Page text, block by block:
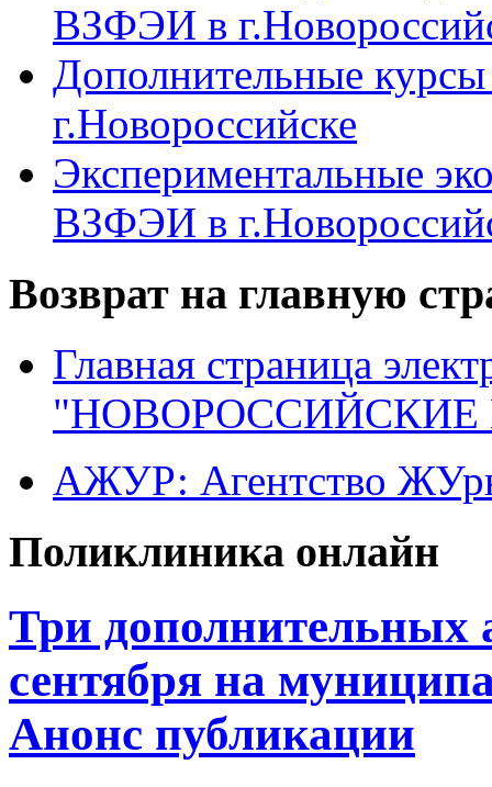
ВЗФЭИ в
Дополнительные
г.Новороссийске
Экспериментальные
ВЗФЭИ в
Возврат на главную
Главная страница
"НОВОРОССИЙСКИЕ
АЖУР: Агентство
Поликлиника онлайн
Три дополнительных
сентября на
Анонс публикации